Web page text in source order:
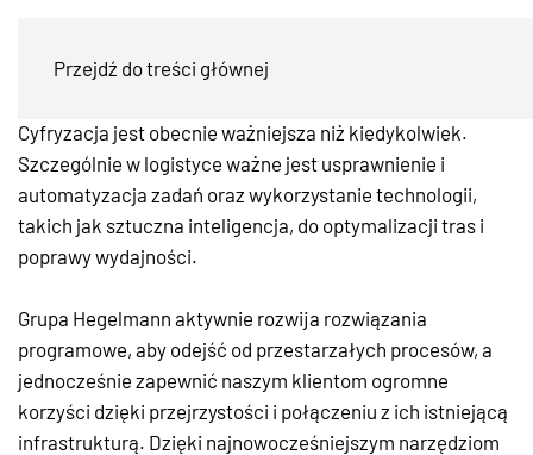
Przejdź do treści głównej
Cyfryzacja
Cyfryzacja jest obecnie ważniejsza niż kiedykolwiek.
Szczególnie w logistyce ważne jest usprawnienie i
automatyzacja zadań oraz wykorzystanie technologii,
takich jak sztuczna inteligencja, do optymalizacji tras i
poprawy wydajności.
Grupa Hegelmann aktywnie rozwija rozwiązania
programowe, aby odejść od przestarzałych procesów, a
jednocześnie zapewnić naszym klientom ogromne
korzyści dzięki przejrzystości i połączeniu z ich istniejącą
infrastrukturą. Dzięki najnowocześniejszym narzędziom